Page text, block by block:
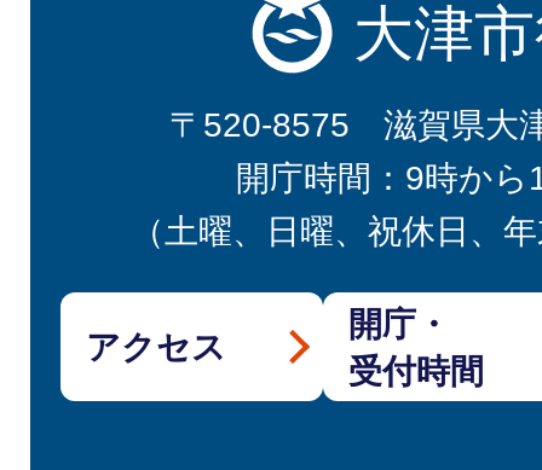
大津
〒520-8575 滋賀県大
開庁時間：9時から
（土曜、日曜、祝休日、
アクセス
開庁・
受付時間